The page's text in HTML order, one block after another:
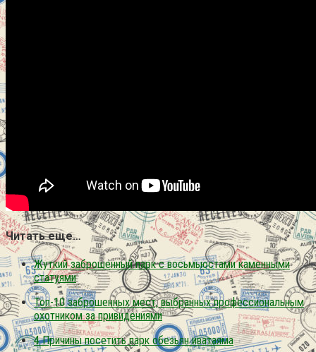
Читать еще…
Жуткий заброшенный парк с восьмьюстами каменными
статуями
Топ-10 заброшенных мест, выбранных профессиональным
охотником за привидениями
4 Причины посетить парк обезьян иватаяма